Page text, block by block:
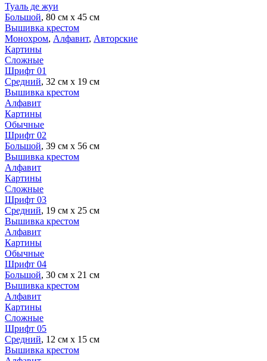
Туаль де жуи
Большой, 80 см х 45 см
Вышивка крестом
Монохром, Алфавит, Авторские
Картины
Сложные
Шрифт 01
Средний, 32 см х 19 см
Вышивка крестом
Алфавит
Картины
Обычные
Шрифт 02
Большой, 39 см х 56 см
Вышивка крестом
Алфавит
Картины
Сложные
Шрифт 03
Средний, 19 см х 25 см
Вышивка крестом
Алфавит
Картины
Обычные
Шрифт 04
Большой, 30 см х 21 см
Вышивка крестом
Алфавит
Картины
Сложные
Шрифт 05
Средний, 12 см х 15 см
Вышивка крестом